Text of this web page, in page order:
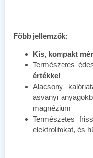
Főbb jellemzők:
Kis, kompakt
Természetes
értékkel
Alacsony
ásványi
magnézium
Természetes
elektrolitokat, és